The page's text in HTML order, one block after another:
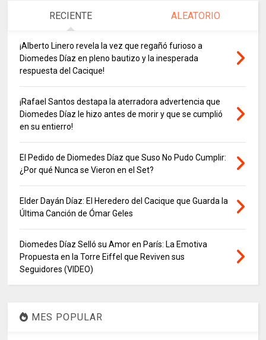
RECIENTE ALEATORIO
¡Alberto Linero revela la vez que regañó furioso a
Diomedes Díaz en pleno bautizo y la inesperada
respuesta del Cacique!
¡Rafael Santos destapa la aterradora advertencia que
Diomedes Díaz le hizo antes de morir y que se cumplió
en su entierro!
El Pedido de Diomedes Díaz que Suso No Pudo Cumplir:
¿Por qué Nunca se Vieron en el Set?
Elder Dayán Díaz: El Heredero del Cacique que Guarda la
Última Canción de Ómar Geles
Diomedes Díaz Selló su Amor en París: La Emotiva
Propuesta en la Torre Eiffel que Reviven sus
Seguidores (VIDEO)
MES POPULAR